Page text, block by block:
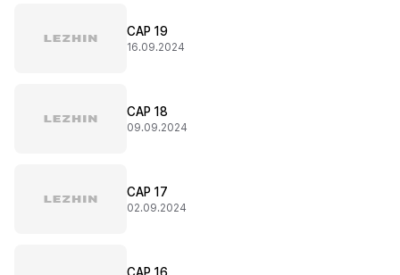
CAP 19
16.09.2024
CAP 18
09.09.2024
CAP 17
02.09.2024